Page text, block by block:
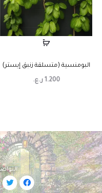
البومنسية (متسلقة زنبق إيستر)
1.200 ر.ع.